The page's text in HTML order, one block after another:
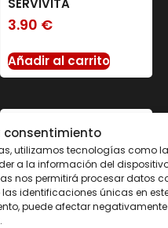
consentimiento
utilizamos tecnologías como
a la información del
nos permitirá procesar datos
identificaciones únicas en
puede afectar
3.90 €
Añadir al carrito